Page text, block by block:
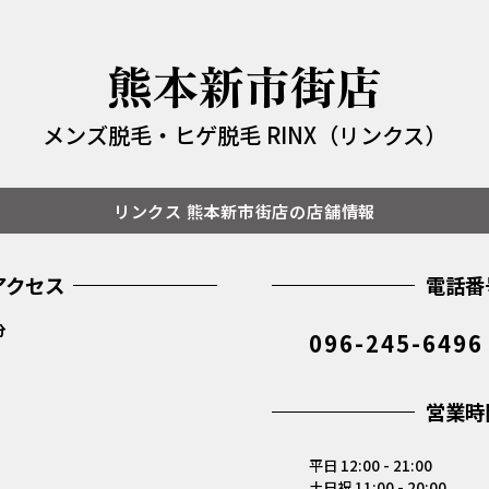
熊本新市街店
メンズ脱毛・ヒゲ脱毛 RINX（リンクス）
リンクス 熊本新市街店の店舗情報
クセス 電話
096-245-6496
営業
平日 12:00 - 21:00